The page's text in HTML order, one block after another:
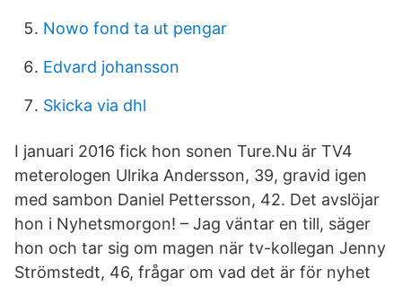
Nowo fond ta ut pengar
Edvard johansson
Skicka via dhl
I januari 2016 fick hon sonen Ture.Nu är TV4
meterologen Ulrika Andersson, 39, gravid igen
med sambon Daniel Pettersson, 42. Det avslöjar
hon i Nyhetsmorgon! – Jag väntar en till, säger
hon och tar sig om magen när tv-kollegan Jenny
Strömstedt, 46, frågar om vad det är för nyhet